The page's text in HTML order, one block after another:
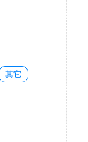
其它